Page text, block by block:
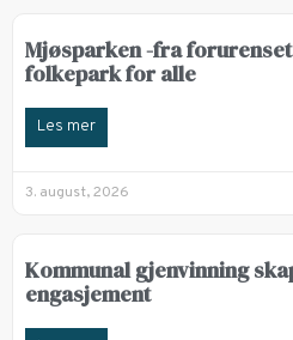
Mjøsparken -fra
folkepark for alle
Les mer
3. august, 2026
Kommunal gjenvinning
engasjement